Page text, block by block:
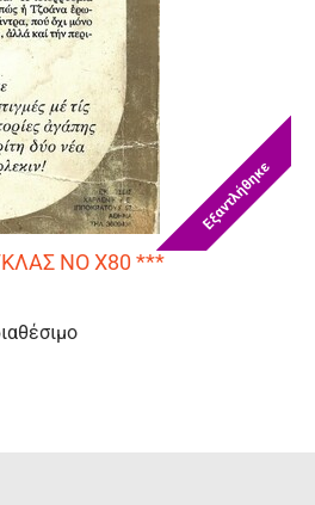
Εξαντλήθηκε
ΝΟ Χ80 ***